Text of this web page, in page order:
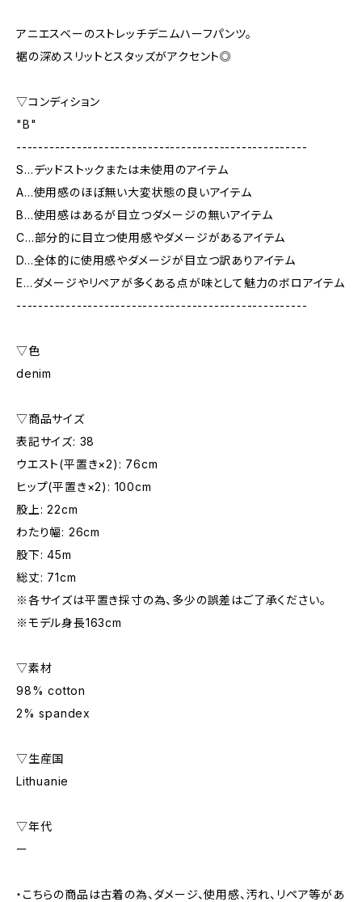
アニエスベーのストレッチデニムハーフパンツ。
裾の深めスリットとスタッズがアクセント◎
▽コンディション
"B"
-----------------------------------------------------
S…デッドストックまたは未使用のアイテム
A…使用感のほぼ無い大変状態の良いアイテム
B…使用感はあるが目立つダメージの無いアイテム
C…部分的に目立つ使用感やダメージがあるアイテム
D…全体的に使用感やダメージが目立つ訳ありアイテム
E…ダメージやリペアが多くある点が味として魅力のボロアイテム
-----------------------------------------------------
▽色
denim
▽商品サイズ
表記サイズ: 38
ウエスト(平置き×2): 76cm
ヒップ(平置き×2): 100cm
股上: 22cm
わたり幅: 26cm
股下: 45m
総丈: 71cm
※各サイズは平置き採寸の為、多少の誤差はご了承ください。
※モデル身長163cm
▽素材
98% cotton
2% spandex
▽生産国
Lithuanie
▽年代
ー
・こちらの商品は古着の為、ダメージ、使用感、汚れ、リペア等があ